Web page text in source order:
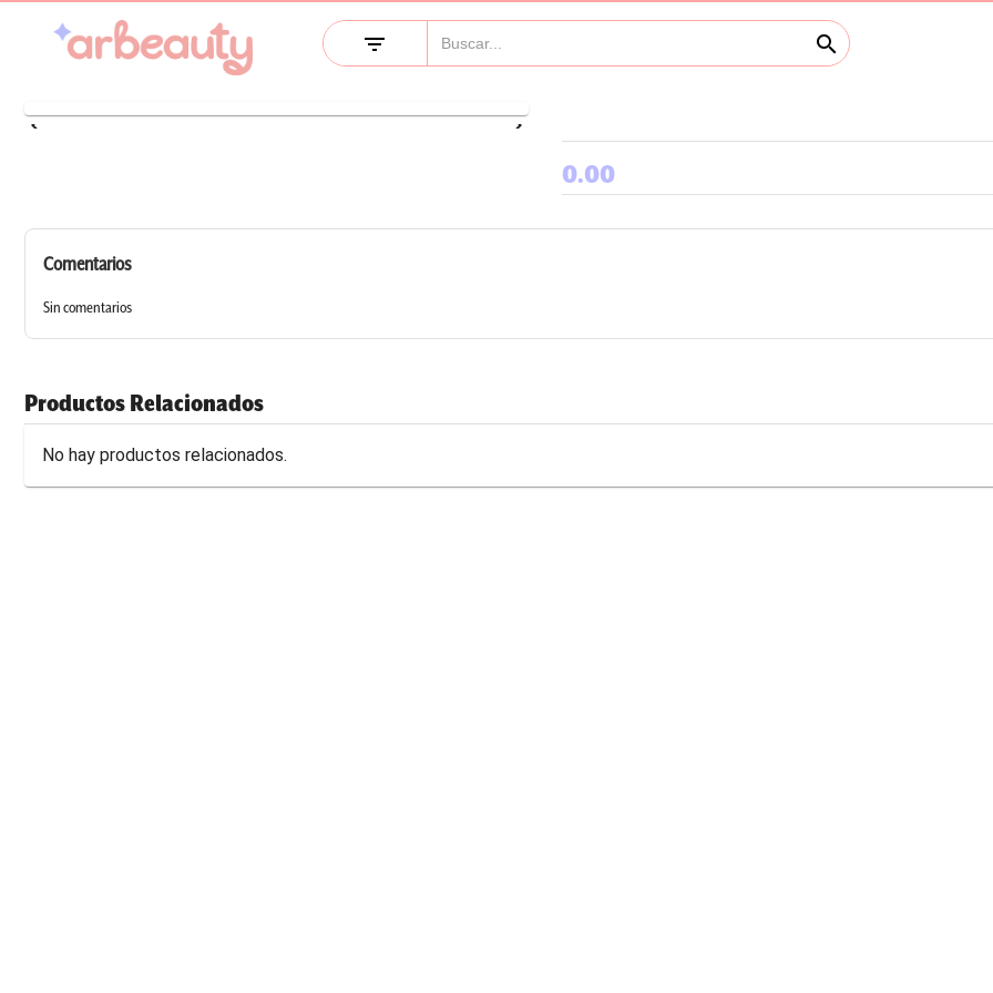
filter_list search
keyboard_arrow_left keyboard_arrow_right
0.00
Comentarios
Sin comentarios
Productos Relacionados
No hay productos relacionados.